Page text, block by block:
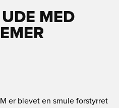
MED
er blevet en smule forstyrret